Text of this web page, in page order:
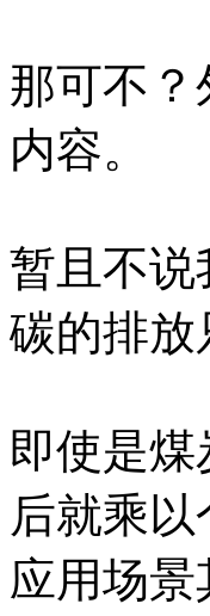
那可不
内容。
暂且不说
碳的排放
即使是
后就乘
应用场